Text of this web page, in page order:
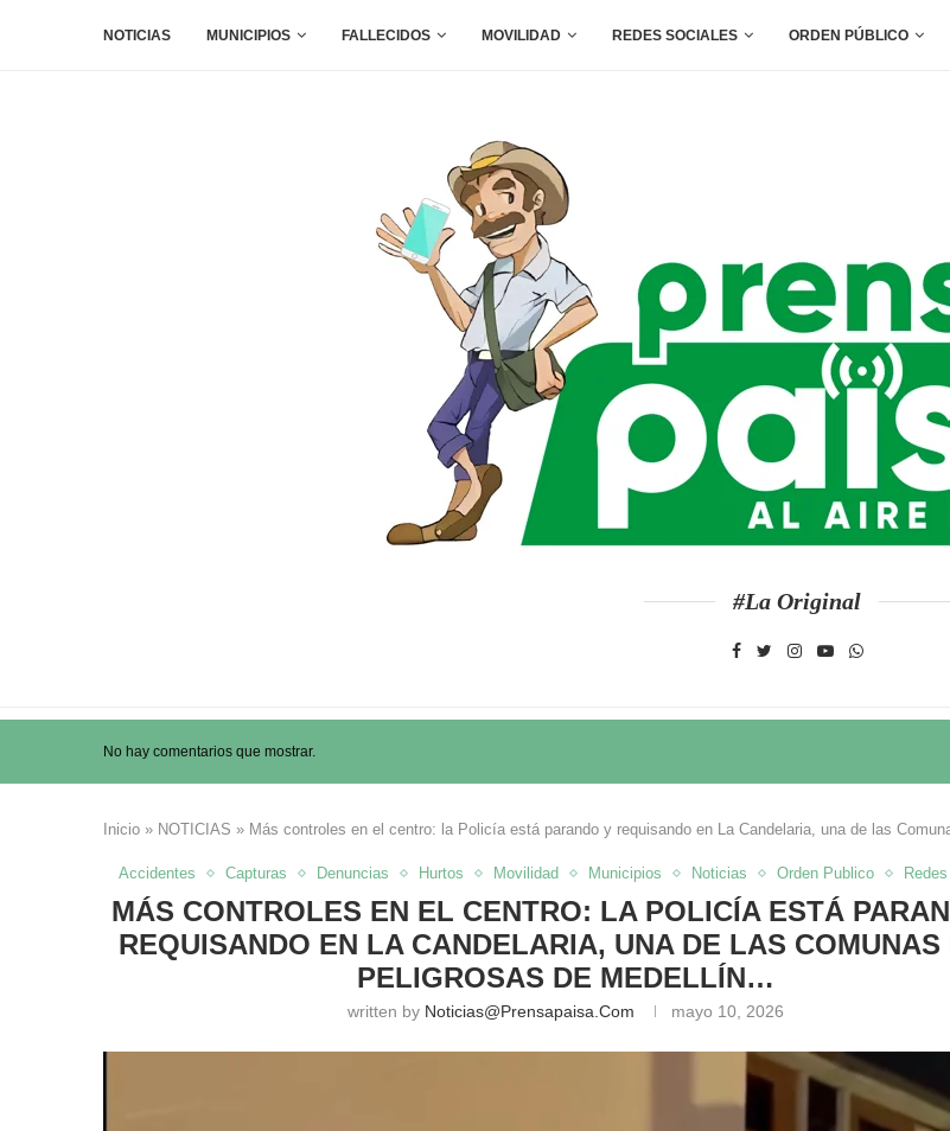
NOTICIAS MUNICIPIOS FALLECIDOS MOVILIDAD REDES SOCIALES ORDEN PÚBLICO
#La Original
No hay comentarios que mostrar.
Inicio » NOTICIAS » Más controles en el centro: la Policía está parando y requisando en La Candelaria, una de las
Accidentes Capturas Denuncias Hurtos Movilidad Municipios Noticias Orden Publico
MÁS CONTROLES EN EL CENTRO: LA POLICÍA ESTÁ
REQUISANDO EN LA CANDELARIA, UNA DE LAS COMUNAS
PELIGROSAS DE MEDELLÍN…
written by Noticias@prensapaisa.com mayo 10, 2026